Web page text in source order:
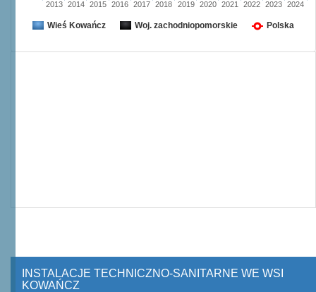
2013 2014 2015 2016 2017 2018 2019 2020 2021 2022 2023 2024
Wieś Kowańcz Woj. zachodniopomorskie Polska
INSTALACJE TECHNICZNO-SANITARNE WE WSI
KOWAŃCZ